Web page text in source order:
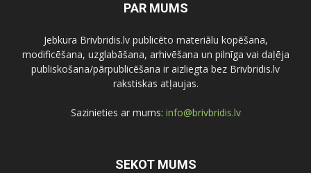
PAR MUMS
Jebkura Brivbridis.lv publicēto materiālu kopēšana,
modificēšana, uzglabāšana, arhivēšana un pilnīga vai daļēja
publiskošana/pārpublicēšana ir aizliegta bez Brivbridis.lv
rakstiskas atļaujas.
Sazinieties ar mums: info@brivbridis.lv
SEKOT MUMS